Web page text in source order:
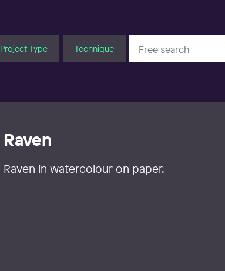
Project Type Technique
Raven
Raven in watercolour on paper.